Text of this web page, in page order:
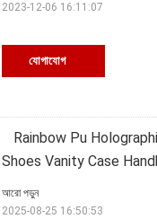
যোগাযোগ
2023-12-06 16:11:07
Rainbow Pu
Shoes Vanity Case
আরো পড়ুন
2025-08-25 16:50:53